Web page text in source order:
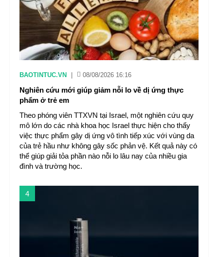
BAOTINTUC.VN 08/08/2026 16:16
Nghiên cứu mới giúp giảm nỗi lo về dị ứng thực
phẩm ở trẻ em
Theo phóng viên TTXVN tại Israel, một nghiên cứu quy
mô lớn do các nhà khoa học Israel thực hiện cho thấy
việc thực phẩm gây dị ứng vô tình tiếp xúc với vùng da
của trẻ hầu như không gây sốc phản vệ. Kết quả này có
thể giúp giải tỏa phần nào nỗi lo lâu nay của nhiều gia
đình và trường học.
4